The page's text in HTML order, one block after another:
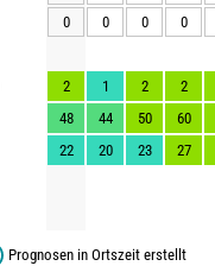
0
0 0 0
2 1 2 2
48
44 50 60
22
20 23 27
Prognosen in Ortszeit erstellt